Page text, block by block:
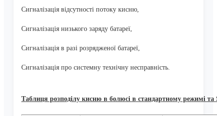
Сигналізація відсутності потоку кисню,
Сигналізація низького заряду батареї,
Сигналізація в разі розрядженої батареї,
Сигналізація про системну технічну несправність.
Таблиця розподілу кисню в болюсі в стандартному режимі та